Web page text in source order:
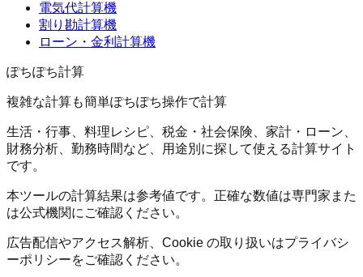
電気代計算機
割り勘計算機
ローン・金利計算機
ぽちぽち計算
複雑な計算も簡単ぽちぽち操作で計算
生活・行事、料理レシピ、税金・社会保険、家計・ローン、
財務分析、勤務時間など、用途別に探して使える計算サイト
です。
本ツールの計算結果は参考値です。正確な数値は専門家また
は公式機関にご確認ください。
広告配信やアクセス解析、Cookie の取り扱いはプライバシ
ーポリシーをご確認ください。